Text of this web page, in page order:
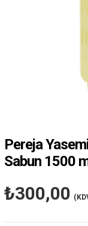
Pereja
Sabun 1500
₺300,00